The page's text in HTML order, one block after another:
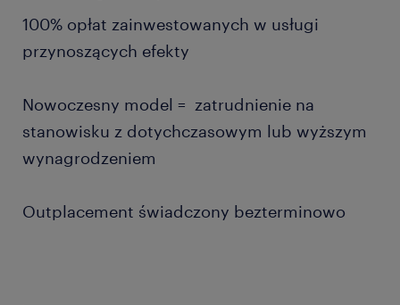
100% opłat zainwestowanych w usługi
przynoszących efekty
Nowoczesny model = zatrudnienie na
stanowisku z dotychczasowym lub wyższym
wynagrodzeniem
Outplacement świadczony bezterminowo